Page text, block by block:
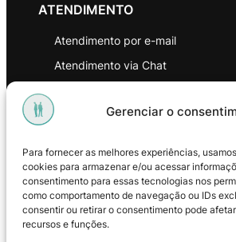
Gerenciar o
Para fornecer as melhores experiências,
cookies para armazenar e/ou acessar
consentimento para essas tecnologias nos
como comportamento de navegação ou IDs
consentir ou retirar o consentimento pode
recursos e funções.
ATENDIMENTO
Atendimento por e-mail
Atendimento via Chat
Política de Privacidade
Política de Troca e Devoluções
Política de Reembolso